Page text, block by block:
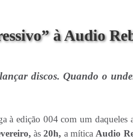
à Audio
discos. Quando o
à edição 004 com um daqueles
às 20h, a mítica Audio